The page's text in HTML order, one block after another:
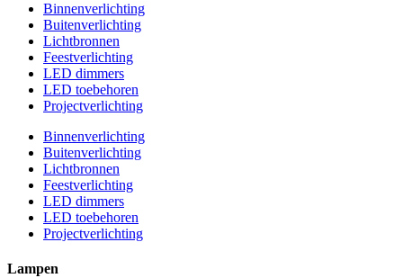
Binnenverlichting
Buitenverlichting
Lichtbronnen
Feestverlichting
LED dimmers
LED toebehoren
Projectverlichting
Binnenverlichting
Buitenverlichting
Lichtbronnen
Feestverlichting
LED dimmers
LED toebehoren
Projectverlichting
Lampen